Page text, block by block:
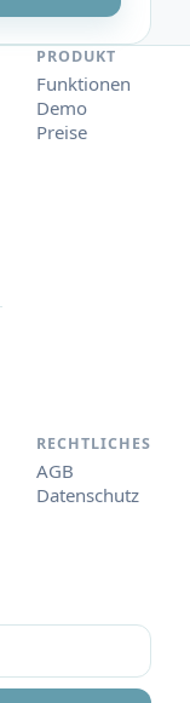
PRODUKT
Funktionen
Demo
Preise
RECHTLICHES
AGB
Datenschutz